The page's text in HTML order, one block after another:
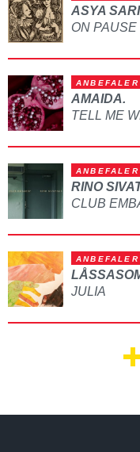
ASYA SARI
ON PAUSE
ANBEFALER
AMAIDA.
ANBEFALER
RINO
CLUB
ANBEFALER
JULIA